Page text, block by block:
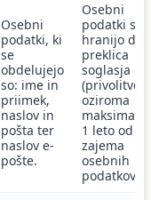
Osebni
podatki, ki
se
obdelujejo
so: ime in
priimek,
naslov in
pošta ter
naslov e-
pošte.
Osebni
podatki se
hranijo do
preklica
soglasja
(privolitve)
oziroma
1 leto od
zajema
osebnih
podatkov.